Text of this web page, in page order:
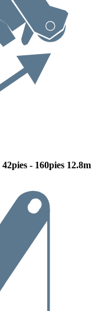
42pies - 160pies 12.8m